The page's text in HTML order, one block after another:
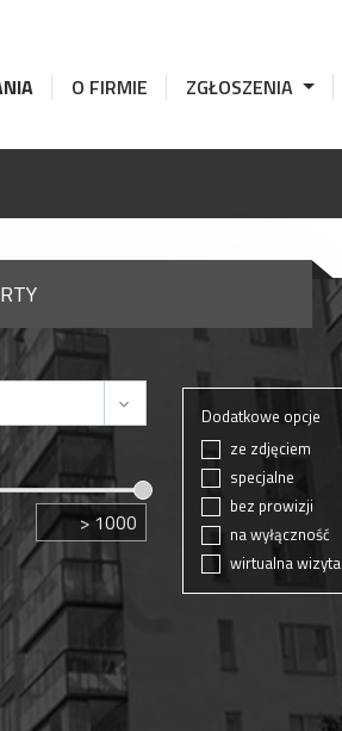
O FIRMIE ZGŁOSZENIA
Dodatkowe opcje
ze zdjęciem
specjalne
bez prowizji
na wyłączność
wirtualna wizyta